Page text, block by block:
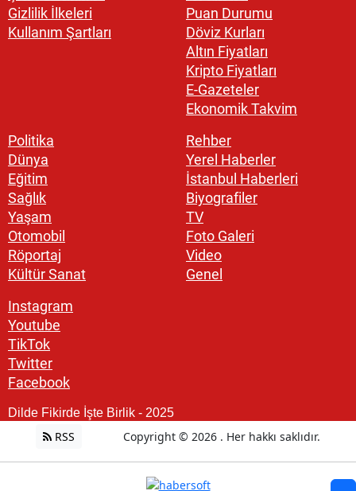
Gizlilik İlkeleri
Kullanım Şartları
Puan Durumu
Döviz Kurları
Altın Fiyatları
Kripto Fiyatları
E-Gazeteler
Ekonomik Takvim
Politika
Dünya
Eğitim
Sağlık
Yaşam
Otomobil
Röportaj
Kültür Sanat
Rehber
Yerel Haberler
İstanbul Haberleri
Biyografiler
TV
Foto Galeri
Video
Genel
Instagram
Youtube
TikTok
Twitter
Facebook
Dilde Fikirde İşte Birlik - 2025
RSS Copyright © 2026 . Her hakkı saklıdır.